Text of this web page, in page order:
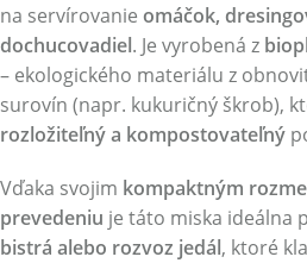
na servírovanie omáčok,
dochucovadiel. Je vyrobená z
– ekologického materiálu z
surovín (napr. kukuričný škrob),
rozložiteľný a kompostovateľný
Vďaka svojim kompaktným
prevedeniu je táto miska ideálna
bistrá alebo rozvoz jedál, ktoré